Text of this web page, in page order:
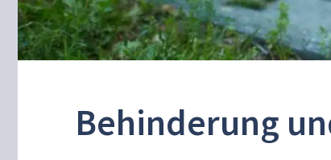
Behinderung